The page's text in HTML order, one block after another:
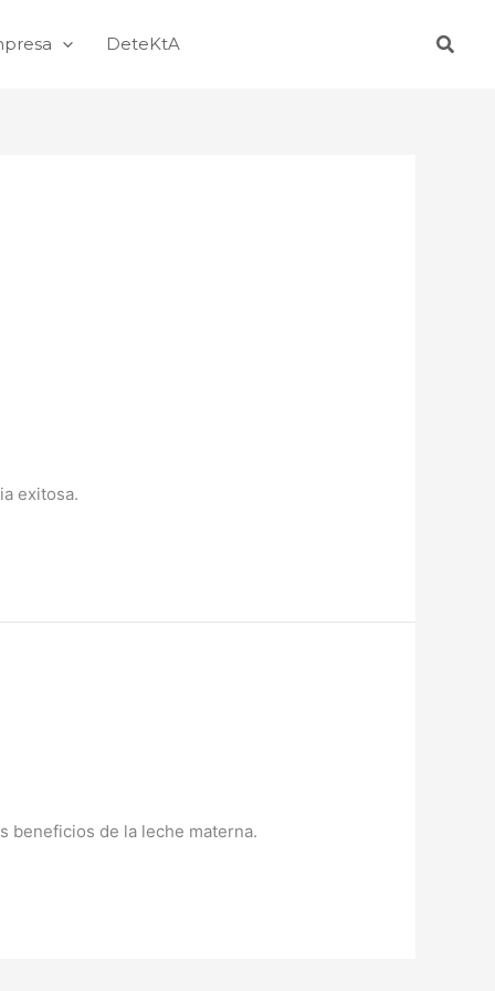
DeteKtA
exitosa.
beneficios de la leche materna.